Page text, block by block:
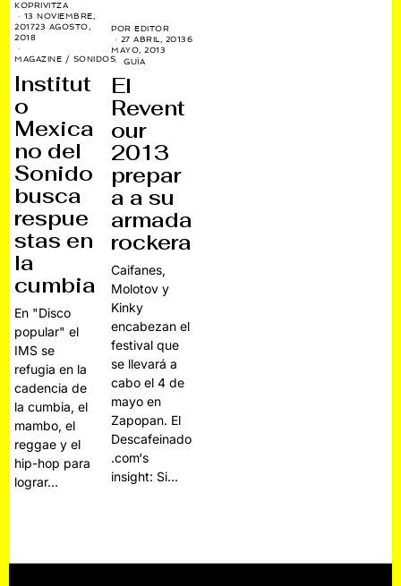
KOPRIVITZA
13 NOVIEMBRE,
201723 AGOSTO,
2018
MAGAZINE / SONIDOS
Institut
o
Mexica
no del
Sonido
busca
respue
stas en
la
cumbia
En "Disco
popular" el
IMS se
refugia en la
cadencia de
la cumbia, el
mambo, el
reggae y el
hip-hop para
lograr…
POREDITOR
27 ABRIL, 2013 6
MAYO, 2013
GUÍA
El
Revent
our
2013
prepar
a a su
armada
rockera
Caifanes,
Molotov y
Kinky
encabezan el
festival que
se llevará a
cabo el 4 de
mayo en
Zapopan. El
Descafeinado
.com‘s
insight: Si…